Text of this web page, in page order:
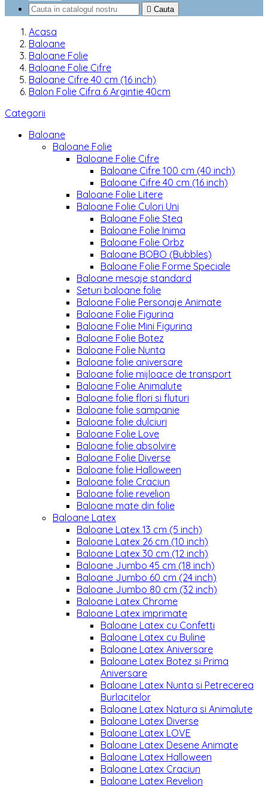
 Cauta
Acasa
Baloane
Baloane Folie
Baloane Folie Cifre
Baloane Cifre 40 cm (16 inch)
Balon Folie Cifra 6 Argintie 40cm
Categorii
Baloane
Baloane Folie
Baloane Folie Cifre
Baloane Cifre 100 cm (40 inch)
Baloane Cifre 40 cm (16 inch)
Baloane Folie Litere
Baloane Folie Culori Uni
Baloane Folie Stea
Baloane Folie Inima
Baloane Folie Orbz
Baloane BOBO (Bubbles)
Baloane Folie Forme Speciale
Baloane mesaje standard
Seturi baloane folie
Baloane Folie Personaje Animate
Baloane Folie Figurina
Baloane Folie Mini Figurina
Baloane Folie Botez
Baloane Folie Nunta
Baloane folie aniversare
Baloane folie mijloace de transport
Baloane Folie Animalute
Baloane folie flori si fluturi
Baloane folie sampanie
Baloane folie dulciuri
Baloane Folie Love
Baloane folie absolvire
Baloane Folie Diverse
Baloane folie Halloween
Baloane folie Craciun
Baloane folie revelion
Baloane mate din folie
Baloane Latex
Baloane Latex 13 cm (5 inch)
Baloane Latex 26 cm (10 inch)
Baloane Latex 30 cm (12 inch)
Baloane Jumbo 45 cm (18 inch)
Baloane Jumbo 60 cm (24 inch)
Baloane Jumbo 80 cm (32 inch)
Baloane Latex Chrome
Baloane Latex imprimate
Baloane Latex cu Confetti
Baloane Latex cu Buline
Baloane Latex Aniversare
Baloane Latex Botez si Prima
Aniversare
Baloane Latex Nunta si Petrecerea
Burlacitelor
Baloane Latex Natura si Animalute
Baloane Latex Diverse
Baloane Latex LOVE
Baloane Latex Desene Animate
Baloane Latex Halloween
Baloane Latex Craciun
Baloane Latex Revelion